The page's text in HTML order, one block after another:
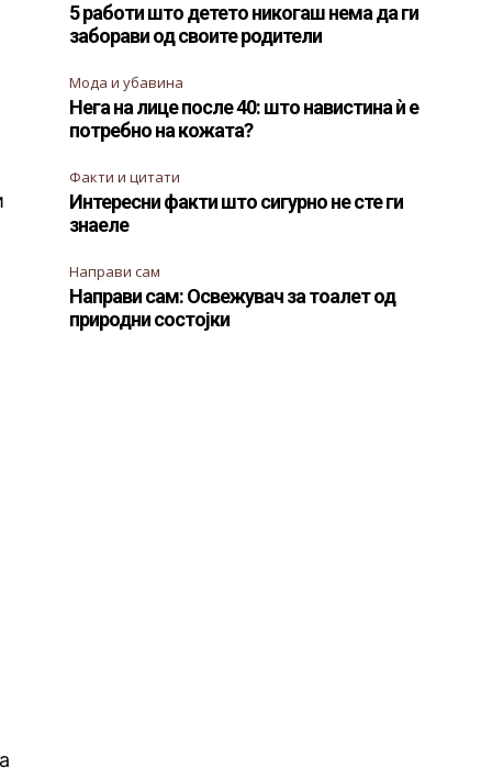
5 работи што детето никогаш нема да ги
заборави од своите родители
Мода и убавина
Нега на лице после 40: што навистина ѝ е
потребно на кожата?
Факти и цитати
Интересни факти што сигурно не сте ги
знаеле
Направи сам
Направи сам: Освежувач за тоалет од
природни состојки